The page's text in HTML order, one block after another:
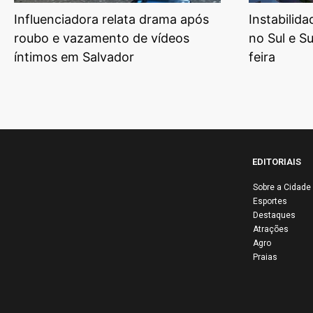
Influenciadora relata drama após
roubo e vazamento de vídeos
íntimos em Salvador
no Sul e
feira
EDITORIAIS
Sobre a Cidade
Esportes
Destaques
Atrações
Agro
Praias